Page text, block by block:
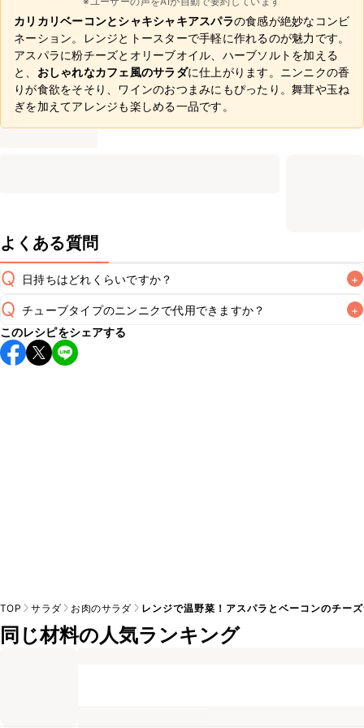
カリカリベーコンとシャキシャキアスパラの食感が絶妙なコンビ
ネーション。レンジとトースターで手軽に作れるのが魅力です。
アスパラに粉チーズとオリーブオイル、ハーブソルトを加える
と、 おしゃれなカフェ風のサラダに仕上がります。ニンニクの香
りが食欲をそそり、ワインのおつまみにもぴったり。舞茸や玉ね
ぎを加えてアレンジも楽しめる一品です。
よくある質問
Q 日持ちはどれくらいですか？ +
A
保存期間は冷蔵で当日中が目安です。なるべくお早めにお召
し上がりください。
※日持ちは目安です。
Q チューブタイプのニンニクで代用できますか？ +
A
チューブタイプのニンニクを使用してもお作りいただけま
す。小さじ1/2を目安に加え、お好みの風味になるようご調節
このレシピをシェアする
TOP サラダ お肉のサラダ レンジで温野菜！アスパラとベーコンのチー
同じ材料の人気ランキング